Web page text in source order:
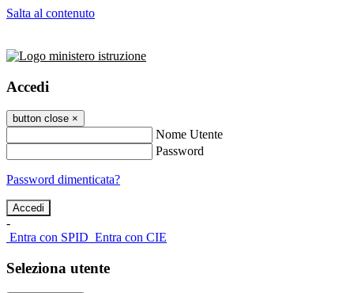
Salta al contenuto
Accedi
button close ×
Nome Utente
Password
Password dimenticata?
-
Entra con SPID Entra con CIE
Seleziona utente